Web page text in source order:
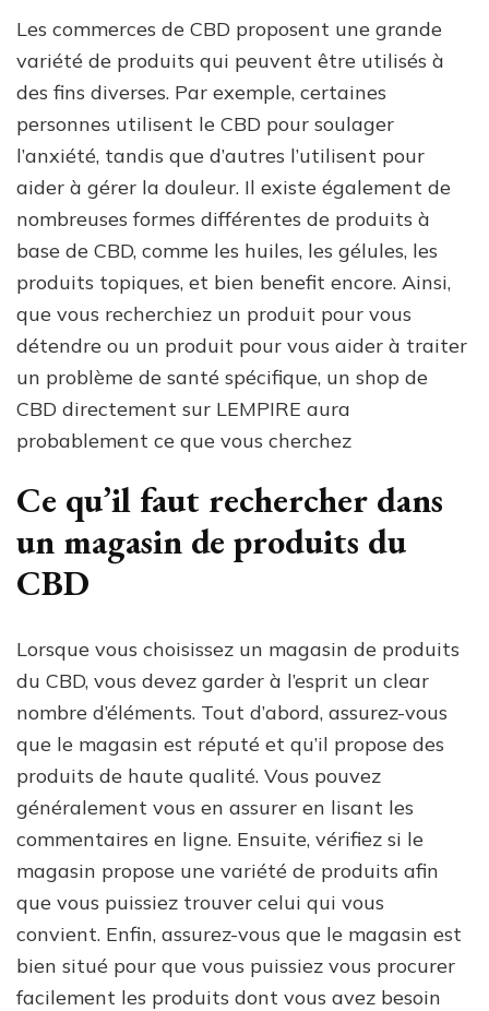
Les commerces de CBD proposent une grande
variété de produits qui peuvent être utilisés à
des fins diverses. Par exemple, certaines
personnes utilisent le CBD pour soulager
l’anxiété, tandis que d’autres l’utilisent pour
aider à gérer la douleur. Il existe également de
nombreuses formes différentes de produits à
base de CBD, comme les huiles, les gélules, les
produits topiques, et bien benefit encore. Ainsi,
que vous recherchiez un produit pour vous
détendre ou un produit pour vous aider à traiter
un problème de santé spécifique, un shop de
CBD directement sur LEMPIRE aura
probablement ce que vous cherchez
Ce qu’il faut rechercher dans
un magasin de produits du
CBD
Lorsque vous choisissez un magasin de produits
du CBD, vous devez garder à l’esprit un clear
nombre d’éléments. Tout d’abord, assurez-vous
que le magasin est réputé et qu’il propose des
produits de haute qualité. Vous pouvez
généralement vous en assurer en lisant les
commentaires en ligne. Ensuite, vérifiez si le
magasin propose une variété de produits afin
que vous puissiez trouver celui qui vous
convient. Enfin, assurez-vous que le magasin est
bien situé pour que vous puissiez vous procurer
facilement les produits dont vous avez besoin